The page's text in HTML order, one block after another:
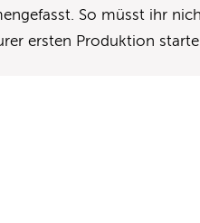
So müsst ihr
ersten Produktion